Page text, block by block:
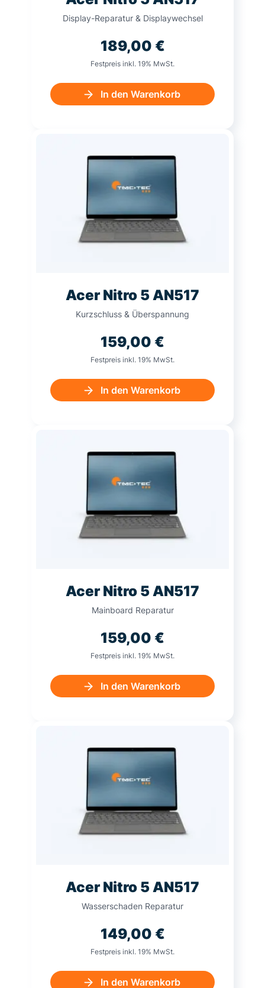
Display-Reparatur & Displaywechsel
189,00 €
Festpreis inkl. 19% MwSt.
In den Warenkorb
Acer Nitro 5 AN517
Kurzschluss & Überspannung
159,00 €
Festpreis inkl. 19% MwSt.
In den Warenkorb
Acer Nitro 5 AN517
Mainboard Reparatur
159,00 €
Festpreis inkl. 19% MwSt.
In den Warenkorb
Acer Nitro 5 AN517
Wasserschaden Reparatur
149,00 €
Festpreis inkl. 19% MwSt.
In den Warenkorb